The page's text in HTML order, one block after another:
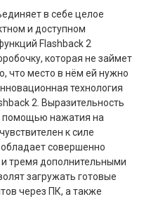
в себе целое
и доступном
Flashback 2
которая не займет
что место в нём ей нужно
технология
2. Выразительность
помощью нажатия на
к силе
совершенно
тремя дополнительными
загружать готовые
через ПК, а также